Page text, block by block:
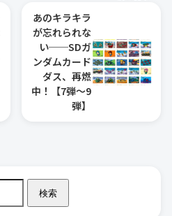
あのキラキラ
が忘れられな
い──SDガ
ンダムカード
ダス、再燃
中！【7弾〜9
弾】
検索